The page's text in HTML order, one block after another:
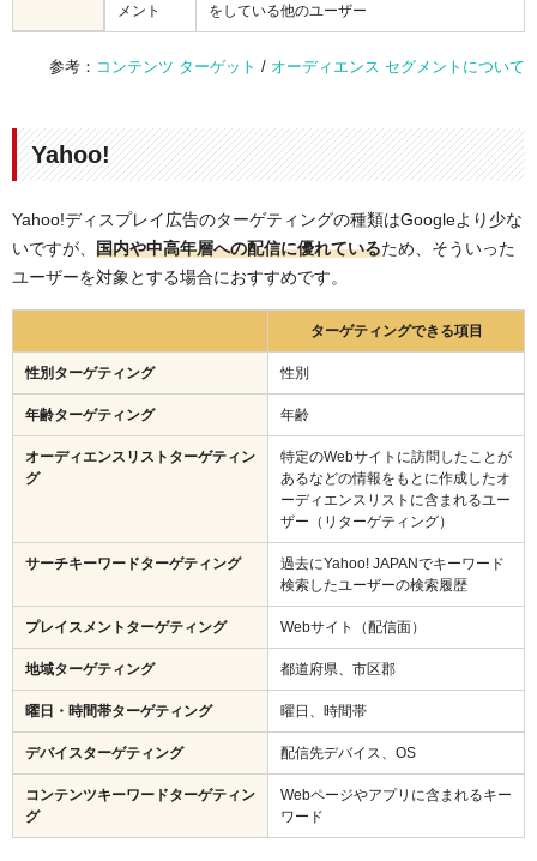
メント
をしている他のユーザー
参考： コンテンツ ターゲット / オーディエンス セグメントについて
Yahoo!
Yahoo!ディスプレイ広告のターゲティングの種類はGoogleより少な
いですが、 国内や中高年層への配信に優れているため、そういった
ユーザーを対象とする場合におすすめです。
ターゲティングできる項目
性別ターゲティング 性別
年齢ターゲティング 年齢
オーディエンスリストターゲティン
グ
特定のWebサイトに訪問したことが
あるなどの情報をもとに作成したオ
ーディエンスリストに含まれるユー
ザー（リターゲティング）
サーチキーワードターゲティング
過去にYahoo! JAPANでキーワード
検索したユーザーの検索履歴
プレイスメントターゲティング Webサイト（配信面）
地域ターゲティング 都道府県、市区郡
曜日・時間帯ターゲティング 曜日、時間帯
デバイスターゲティング 配信先デバイス、OS
コンテンツキーワードターゲティン
グ
Webページやアプリに含まれるキー
ワード